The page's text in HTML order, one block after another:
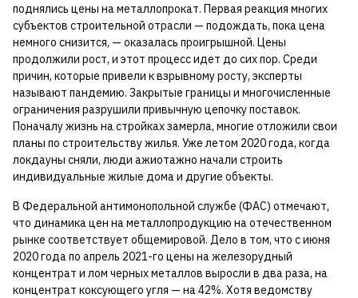
поднялись цены на металлопрокат. Первая реакция многих
субъектов строительной отрасли — подождать, пока цена
немного снизится, — оказалась проигрышной. Цены
продолжили рост, и этот процесс идет до сих пор. Среди
причин, которые привели к взрывному росту, эксперты
называют пандемию. Закрытые границы и многочисленные
ограничения разрушили привычную цепочку поставок.
Поначалу жизнь на стройках замерла, многие отложили свои
планы по строительству жилья. Уже летом 2020 года, когда
локдауны сняли, люди ажиотажно начали строить
индивидуальные жилые дома и другие объекты.
В Федеральной антимонопольной службе (ФАС) отмечают,
что динамика цен на металлопродукцию на отечественном
рынке соответствует общемировой. Дело в том, что с июня
2020 года по апрель 2021-го цены на железорудный
концентрат и лом черных металлов выросли в два раза, на
концентрат коксующего угля — на 42%. Хотя ведомству